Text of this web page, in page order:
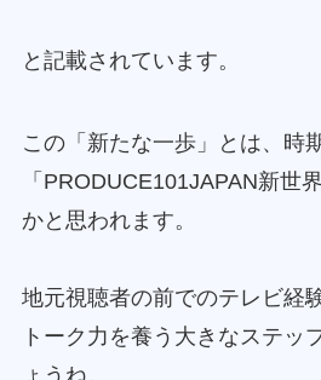
と記載されています。
この「新たな一歩」とは、時
「PRODUCE101JAPAN新世
かと思われます。
地元視聴者の前でのテレビ経
トーク力を養う大きなステッ
ょうね。